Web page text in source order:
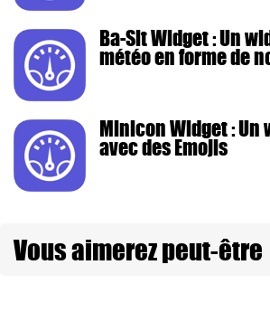
Ba-Sit Widget : Un
météo en forme de
Minicon Widget :
avec des Emojis
Vous aimerez peut-être